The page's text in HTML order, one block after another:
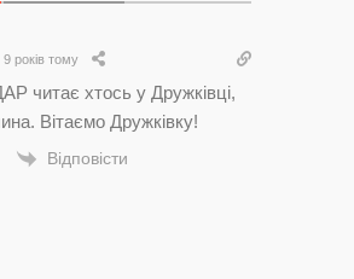
9 років тому
читає хтось у Дружківці,
Вітаємо Дружківку!
Відповісти